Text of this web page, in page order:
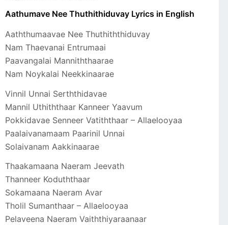
Aathumave Nee Thuthithiduvay Lyrics in English
Aaththumaavae Nee Thuthiththiduvay
Nam Thaevanai Entrumaai
Paavangalai Manniththaarae
Nam Noykalai Neekkinaarae
Vinnil Unnai Serththidavae
Mannil Uthiththaar Kanneer Yaavum
Pokkidavae Senneer Vatiththaar – Allaelooyaa
Paalaivanamaam Paarinil Unnai
Solaivanam Aakkinaarae
Thaakamaana Naeram Jeevath
Thanneer Koduththaar
Sokamaana Naeram Avar
Tholil Sumanthaar – Allaelooyaa
Pelaveena Naeram Vaiththiyaraanaar